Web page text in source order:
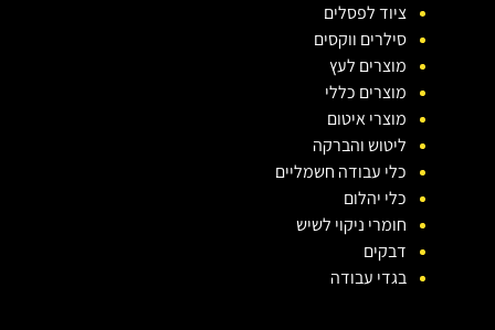
ציוד לפסלים
סילרים ווקסים
מוצרים לעץ
מוצרים כללי
מוצרי איטום
ליטוש והברקה
כלי עבודה חשמליים
כלי יהלום
חומרי ניקוי לשיש
דבקים
בגדי עבודה